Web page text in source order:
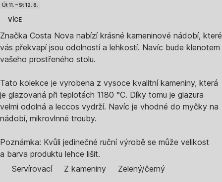
Út 11. – St 12. 8.
VÍCE
Značka Costa Nova nabízí krásné kameninové nádobí, které
vás překvapí jsou odolností a lehkostí. Navíc bude klenotem
vašeho prostřeného stolu.
Tato kolekce je vyrobena z vysoce kvalitní kameniny, která
je glazovaná při teplotách 1180 °C. Díky tomu je glazura
velmi odolná a leccos vydrží. Navíc je vhodné do myčky na
nádobí, mikrovlnné trouby.
Poznámka: Kvůli jedinečné ruční výrobě se může velikost
a barva produktu lehce lišit.
Servírovací
Z kameniny Zelený/černý